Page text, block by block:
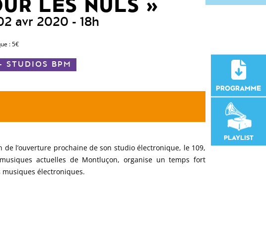
avr 2020 - 18h
: 5€
STUDIOS BPM
de l’ouverture prochaine de son studio électronique, le 109,
actuelles de Montluçon, organise un temps fort
électroniques.
PROGRAMME
PLAYLIST